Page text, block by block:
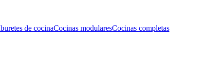
de cocinaCocinas modularesCocinas completas